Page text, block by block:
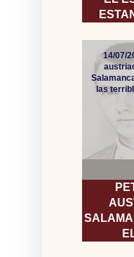
14/07/
las